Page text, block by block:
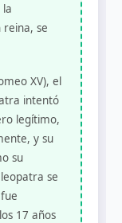
la
reina, se
XV), el
intentó
legítimo,
y su
su
se
17 años